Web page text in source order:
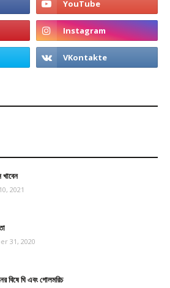
2021
31, 2020
বিষে ঘি এবং গোলমরিচ